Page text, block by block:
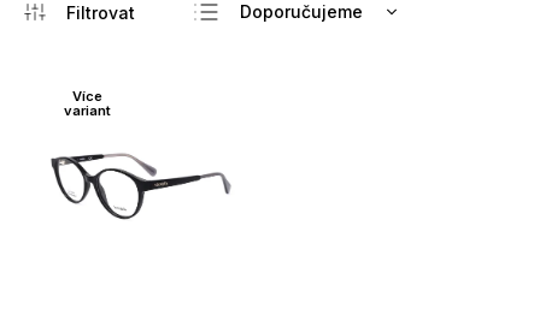
Doporučujeme
Více
variant